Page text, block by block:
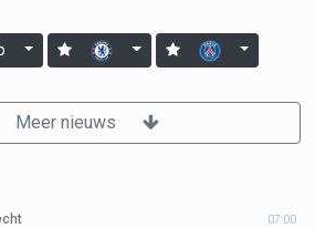
Meer nieuws
07:00